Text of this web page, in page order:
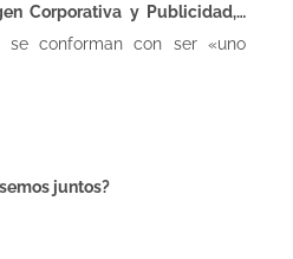
Corporativa y Publicidad,…
se conforman con ser «uno
juntos?